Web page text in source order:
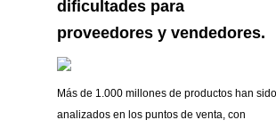
dificultades para
proveedores y vendedores.
Más de 1.000 millones de productos han sido
analizados en los puntos de venta, con